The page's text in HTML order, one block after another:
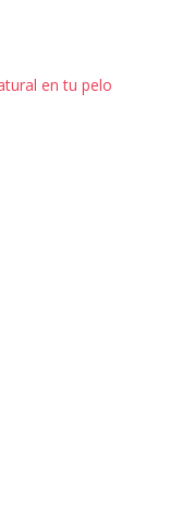
en tu pelo